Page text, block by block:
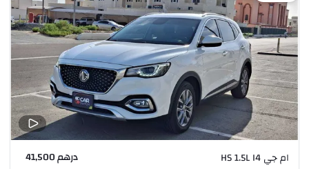
ام جي HS 1.5L I4 درهم 41,500